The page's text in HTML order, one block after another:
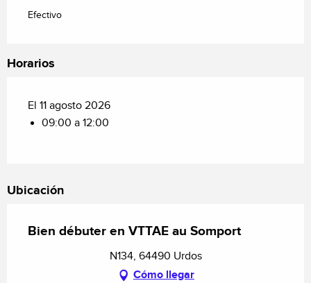
Efectivo
Horarios
El 11 agosto 2026
09:00 a 12:00
Ubicación
Bien débuter en VTTAE au Somport
N134, 64490 Urdos
Cómo llegar